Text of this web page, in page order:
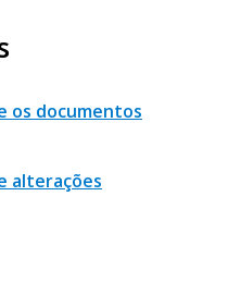
os documentos
alterações